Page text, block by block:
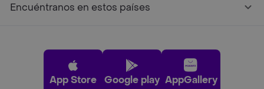
Encuéntranos en estos países
App Store Google play AppGallery